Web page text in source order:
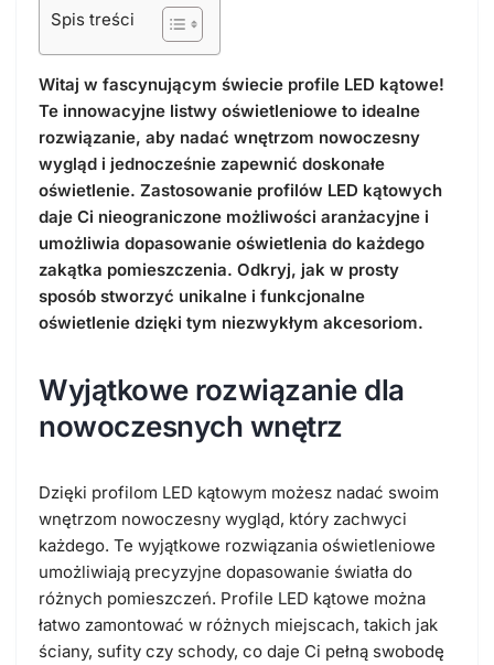
Spis treści
Witaj w fascynującym świecie profile LED kątowe!
Te innowacyjne listwy oświetleniowe to idealne
rozwiązanie, aby nadać wnętrzom nowoczesny
wygląd i jednocześnie zapewnić doskonałe
oświetlenie. Zastosowanie profilów LED kątowych
daje Ci nieograniczone możliwości aranżacyjne i
umożliwia dopasowanie oświetlenia do każdego
zakątka pomieszczenia. Odkryj, jak w prosty
sposób stworzyć unikalne i funkcjonalne
oświetlenie dzięki tym niezwykłym akcesoriom.
Wyjątkowe rozwiązanie dla
nowoczesnych wnętrz
Dzięki profilom LED kątowym możesz nadać swoim
wnętrzom nowoczesny wygląd, który zachwyci
każdego. Te wyjątkowe rozwiązania oświetleniowe
umożliwiają precyzyjne dopasowanie światła do
różnych pomieszczeń. Profile LED kątowe można
łatwo zamontować w różnych miejscach, takich jak
ściany, sufity czy schody, co daje Ci pełną swobodę